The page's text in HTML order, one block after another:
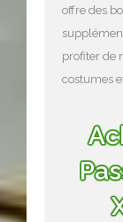
offre des
profiter de
costumes